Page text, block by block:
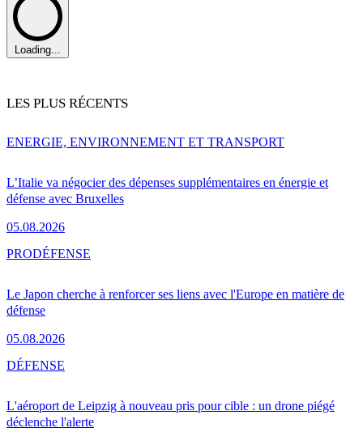
Loading...
LES PLUS RÉCENTS
L’Italie va négocier des dépenses supplémentaires en énergie et
défense avec Bruxelles
05.08.2026
ENERGIE, ENVIRONNEMENT ET TRANSPORT
Le Japon cherche à renforcer ses liens avec l'Europe en matière de
défense
05.08.2026
PRODÉFENSE
L'aéroport de Leipzig à nouveau pris pour cible : un drone piégé
déclenche l'alerte
DÉFENSE